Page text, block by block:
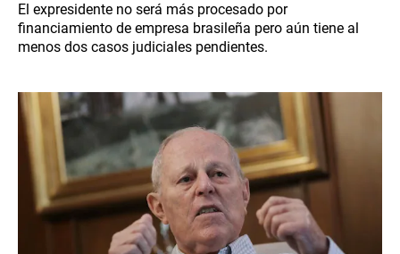
El expresidente no será más procesado por
financiamiento de empresa brasileña pero aún tiene al
menos dos casos judiciales pendientes.